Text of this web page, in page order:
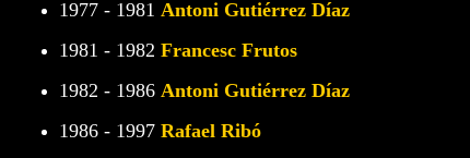
1977 - 1981 Antoni Gutiérrez Díaz
1981 - 1982 Francesc Frutos
1982 - 1986 Antoni Gutiérrez Díaz
1986 - 1997 Rafael Ribó